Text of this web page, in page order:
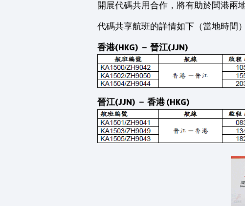
開展代碼共用合作，將有助於閩港兩
代碼共享航班的詳情如下（當地時間）
香港(HKG) － 晉江(JJN)
晉江(JJN) － 香港 (HKG)